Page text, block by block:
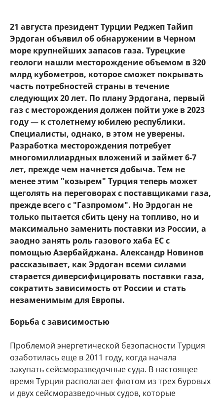
21 августа президент Турции Реджеп Тайип
Эрдоган объявил об обнаружении в Черном
море крупнейших запасов газа. Турецкие
геологи нашли месторождение объемом в 320
млрд кубометров, которое сможет покрывать
часть потребностей страны в течение
следующих 20 лет. По плану Эрдогана, первый
газ с месторождения должен пойти уже в 2023
году — к столетнему юбилею республики.
Специалисты, однако, в этом не уверены.
Разработка месторождения потребует
многомиллиардных вложений и займет 6-7
лет, прежде чем начнется добыча. Тем не
менее этим "козырем" Турция теперь может
щеголять на переговорах с поставщиками газа,
прежде всего с "Газпромом". Но Эрдоган не
только пытается сбить цену на топливо, но и
максимально заменить поставки из России, а
заодно занять роль газового хаба ЕС с
помощью Азербайджана. Александр Новинов
рассказывает, как Эрдоган всеми силами
старается диверсифицировать поставки газа,
сократить зависимость от России и стать
незаменимым для Европы.
Борьба с зависимостью
Проблемой энергетической безопасности Турция
озаботилась еще в 2011 году, когда начала
закупать сейсморазведочные суда. В настоящее
время Турция располагает флотом из трех буровых
и двух сейсморазведочных судов, которые